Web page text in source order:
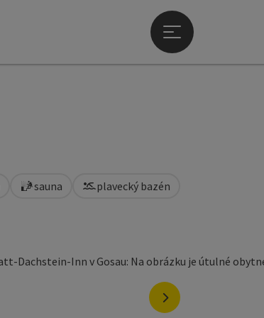
Otevřít hlavní
nächstes Element
sauna plavecký bazén